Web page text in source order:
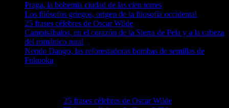
Praga, la bohemia ciudad de las cien torres
Los filósofos griegos, origen de la filosofía occidental
25 frases célebres de Oscar Wilde
Campisábalos, en el corazón de la Sierra de Pela y a la cabeza
del románico rural
Nendo Dango, las reforestadoras bombas de semillas de
Fukuoka
25 frases célebres de Oscar Wilde